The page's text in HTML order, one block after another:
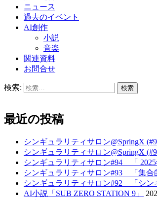
ニュース
過去のイベント
AI創作
小説
音楽
関連資料
お問合せ
検索:
最近の投稿
シンギュラリティサロン@SpringX
シンギュラリティサロン@SpringX
シンギュラリティサロン#94 「
シンギュラリティサロン#93 「集合
シンギュラリティサロン#92 「シン
AI小説「SUB ZERO STATION 9」